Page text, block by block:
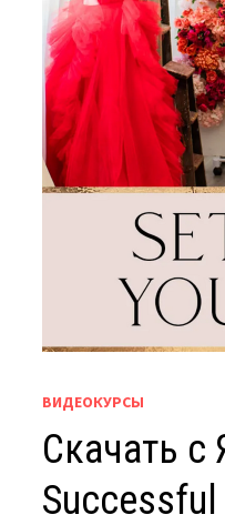
ВИДЕОКУРСЫ
Скачать с